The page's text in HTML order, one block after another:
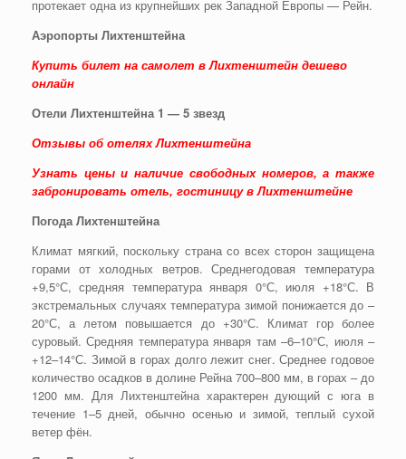
протекает одна из крупнейших рек Западной Европы — Рейн.
Аэропорты Лихтенштейна
Купить билет на самолет в Лихтенштейн дешево
онлайн
Отели Лихтенштейна 1 — 5 звезд
Отзывы об отелях Лихтенштейна
Узнать цены и наличие свободных номеров, а также
забронировать отель, гостиницу в Лихтенштейне
Погода Лихтенштейна
Климат мягкий, поскольку страна со всех сторон защищена
горами от холодных ветров. Среднегодовая температура
+9,5°С, средняя температура января 0°С, июля +18°С. В
экстремальных случаях температура зимой понижается до –
20°С, а летом повышается до +30°С. Климат гор более
суровый. Средняя температура января там –6–10°С, июля –
+12–14°С. Зимой в горах долго лежит снег. Среднее годовое
количество осадков в долине Рейна 700–800 мм, в горах – до
1200 мм. Для Лихтенштейна характерен дующий с юга в
течение 1–5 дней, обычно осенью и зимой, теплый сухой
ветер фён.